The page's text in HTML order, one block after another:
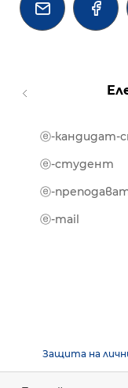
 
ⓔ-кандидат-
ⓔ-студент
ⓔ-
ⓔ-mail
Защита на